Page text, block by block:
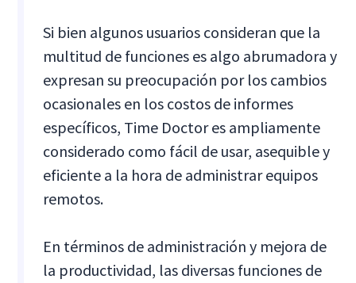
Si bien algunos usuarios consideran que la
multitud de funciones es algo abrumadora y
expresan su preocupación por los cambios
ocasionales en los costos de informes
específicos, Time Doctor es ampliamente
considerado como fácil de usar, asequible y
eficiente a la hora de administrar equipos
remotos.
En términos de administración y mejora de
la productividad, las diversas funciones de